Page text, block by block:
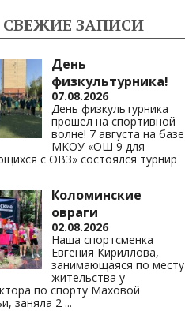
СВЕЖИЕ ЗАПИСИ
День
физкультурника!
07.08.2026
День физкультурника
прошел на спортивной
волне! 7 августа на базе
МКОУ «ОШ 9 для
с ОВЗ» состоялся турнир
Коломинские
овраги
02.08.2026
Наша спортсменка
Евгения Кириллова,
занимающаяся по месту
жительства у
по спорту Маховой
заняла 2 ...